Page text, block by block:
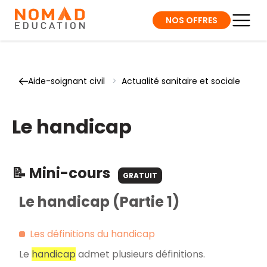
NOS OFFRES
Aide-soignant civil > Actualité sanitaire et sociale
Le handicap
📝 Mini-cours GRATUIT
Le handicap (Partie 1)
Les définitions du handicap
Le handicap admet plusieurs définitions.